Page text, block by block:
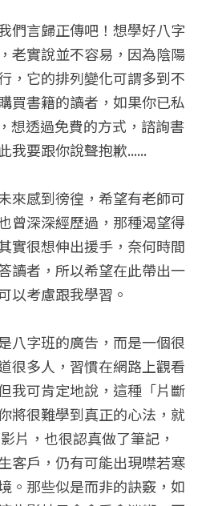
們言歸正傳吧！想學好八字
老實說並不容易，因為陰陽
，它的排列變化可謂多到不
買書籍的讀者，如果你已私
想透過免費的方式，諮詢書
我要跟你說聲抱歉......
來感到徬徨，希望有老師可
曾深深經歷過，那種渴望得
實很想伸出援手，奈何時間
讀者，所以希望在此帶出一
以考慮跟我學習。
八字班的廣告，而是一個很
很多人，習慣在網路上觀看
我可肯定地說，這種「片斷
將很難學到真正的心法，就
片，也很認真做了筆記，
客戶，仍有可能出現噤若寒
。那些似是而非的訣竅，如